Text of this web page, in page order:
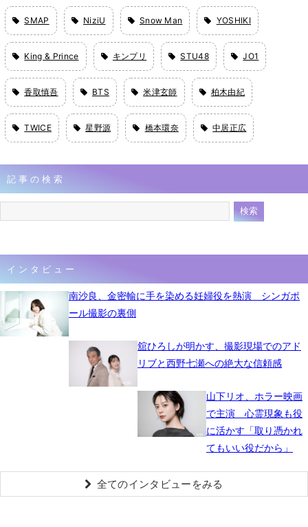
SMAP NiziU Snow Man YOSHIKI
King & Prince キンプリ STU48 JO1
香取慎吾 BTS 米津玄師 柏木由紀
TWICE 星野源 橋本環奈 中居正広
記事の検索
インタビュー
南沙良、金密輸に手を染める妊婦役を熱演 シンガポ
ール撮影の裏側
舘ひろしが明かす、撮影現場でのアド
リブと西野七瀬への絶大な信頼感
山下リオ、ホラー映画
で主演 心霊現象も役
に活かす「取り憑かれ
てもいい役だから」
全てのインタビューをみる